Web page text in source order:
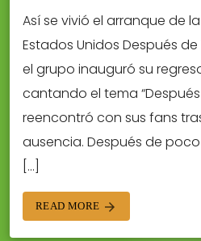
Así se vivió el arranque de
Estados Unidos Después
el grupo inauguró su
cantando el tema “Después
reencontró con sus fans
ausencia. Después de
[…]
READ MORE arrow_forward